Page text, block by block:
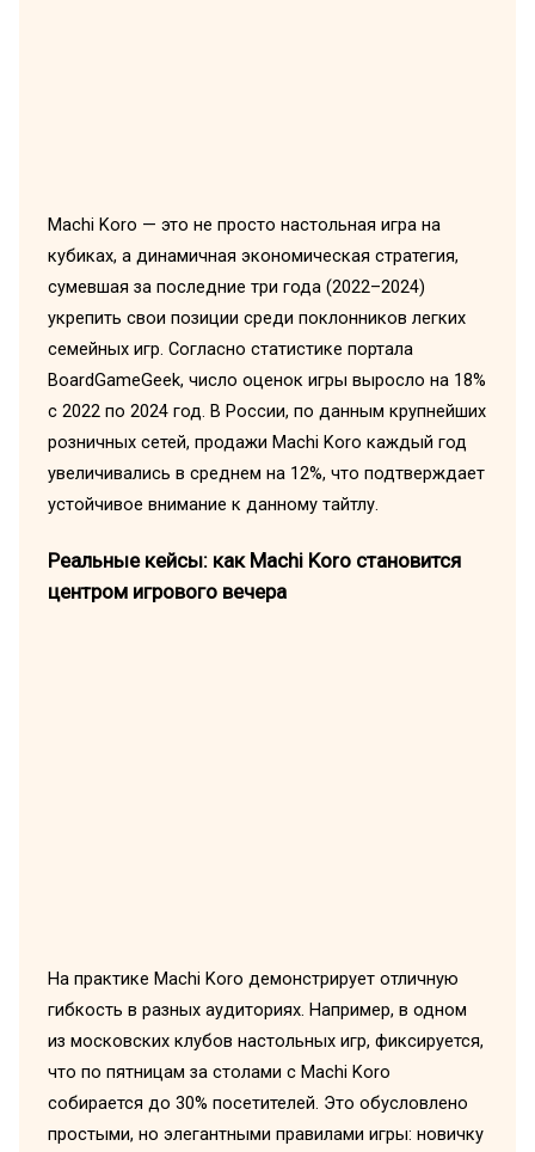
Machi Koro — это не просто настольная игра на
кубиках, а динамичная экономическая стратегия,
сумевшая за последние три года (2022–2024)
укрепить свои позиции среди поклонников легких
семейных игр. Согласно статистике портала
BoardGameGeek, число оценок игры выросло на 18%
с 2022 по 2024 год. В России, по данным крупнейших
розничных сетей, продажи Machi Koro каждый год
увеличивались в среднем на 12%, что подтверждает
устойчивое внимание к данному тайтлу.
Реальные кейсы: как Machi Koro становится
центром игрового вечера
На практике Machi Koro демонстрирует отличную
гибкость в разных аудиториях. Например, в одном
из московских клубов настольных игр, фиксируется,
что по пятницам за столами с Machi Koro
собирается до 30% посетителей. Это обусловлено
простыми, но элегантными правилами игры: новичку